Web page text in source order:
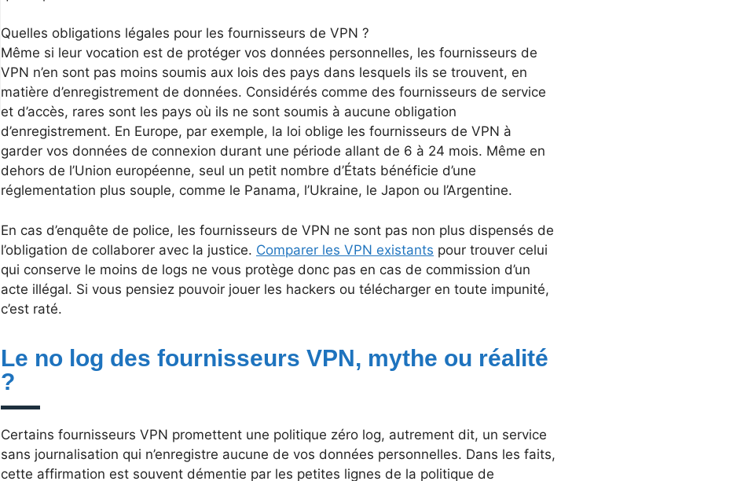
Quelles obligations légales pour les fournisseurs de VPN ?
Même si leur vocation est de protéger vos données personnelles, les fournisseurs de
VPN n’en sont pas moins soumis aux lois des pays dans lesquels ils se trouvent, en
matière d’enregistrement de données. Considérés comme des fournisseurs de service
et d’accès, rares sont les pays où ils ne sont soumis à aucune obligation
d’enregistrement. En Europe, par exemple, la loi oblige les fournisseurs de VPN à
garder vos données de connexion durant une période allant de 6 à 24 mois. Même en
dehors de l’Union européenne, seul un petit nombre d’États bénéficie d’une
réglementation plus souple, comme le Panama, l’Ukraine, le Japon ou l’Argentine.
En cas d’enquête de police, les fournisseurs de VPN ne sont pas non plus dispensés de
l’obligation de collaborer avec la justice. Comparer les VPN existants pour trouver celui
qui conserve le moins de logs ne vous protège donc pas en cas de commission d’un
acte illégal. Si vous pensiez pouvoir jouer les hackers ou télécharger en toute impunité,
c’est raté.
Le no log des fournisseurs VPN, mythe ou réalité
?
Certains fournisseurs VPN promettent une politique zéro log, autrement dit, un service
sans journalisation qui n’enregistre aucune de vos données personnelles. Dans les faits,
cette affirmation est souvent démentie par les petites lignes de la politique de